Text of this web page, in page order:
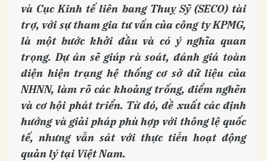
và Cục Kinh tế liên bang Thuỵ Sỹ (SECO) tài
trợ, với sự tham gia tư vấn của công ty KPMG,
là một bước khởi đầu và có ý nghĩa quan
trọng. Dự án sẽ giúp rà soát, đánh giá toàn
diện hiện trạng hệ thống cơ sở dữ liệu của
NHNN, làm rõ các khoảng trống, điểm nghẽn
và cơ hội phát triển. Từ đó, đề xuất các định
hướng và giải pháp phù hợp với thông lệ quốc
tế, nhưng vẫn sát với thực tiễn hoạt động
quản lý tại Việt Nam.